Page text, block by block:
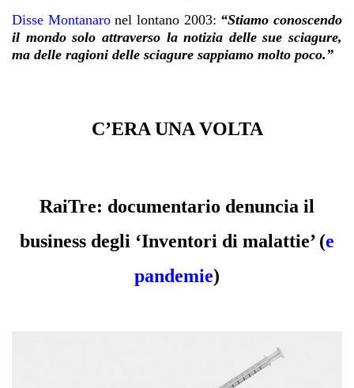
Disse Montanaro nel lontano 2003: “Stiamo conoscendo
il mondo solo attraverso la notizia delle sue sciagure,
ma delle ragioni delle sciagure sappiamo molto poco.”
C’ERA UNA VOLTA
RaiTre: documentario denuncia il
business degli ‘Inventori di malattie’ (e
pandemie)